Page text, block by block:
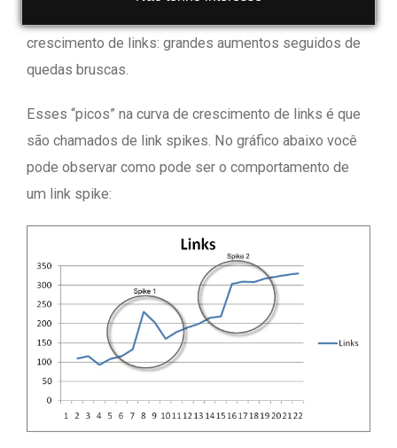
crescimento de links: grandes aumentos seguidos de
quedas bruscas.
Esses “picos” na curva de crescimento de links é que
são chamados de link spikes. No gráfico abaixo você
pode observar como pode ser o comportamento de
um link spike: